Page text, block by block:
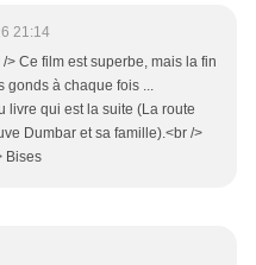
21:14
> Ce film est superbe, mais la fin
gonds à chaque fois ...
livre qui est la suite (La route
Dumbar et sa famille).<br />
Bises